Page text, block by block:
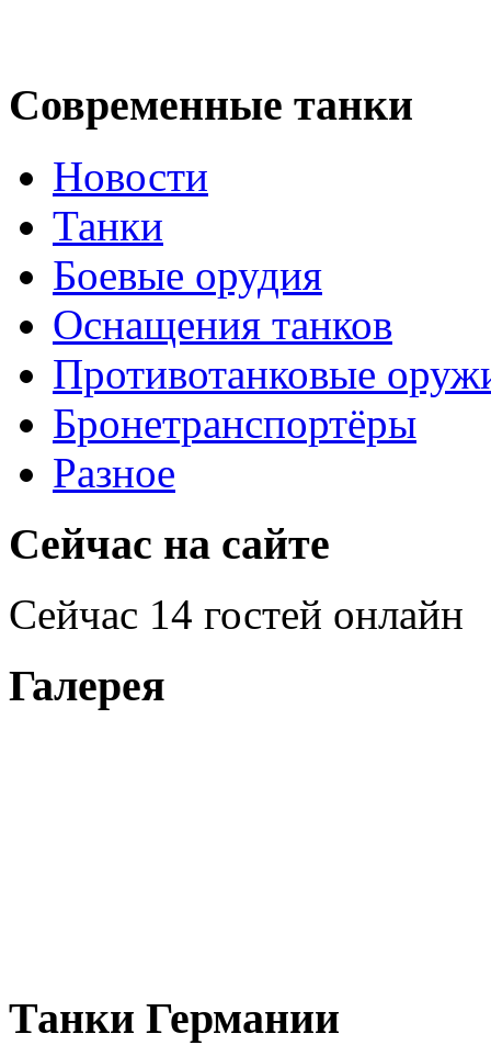
Современные танки
Новости
Танки
Боевые орудия
Оснащения танков
Противотанковые
Бронетранспортёры
Разное
Сейчас на сайте
Сейчас 14 гостей онлайн
Галерея
Танки Германии